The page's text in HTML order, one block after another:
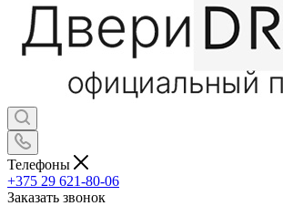
Телефоны
+375 29 621-80-06
Заказать звонок